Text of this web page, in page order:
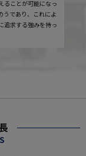
ることが可能になっ
うであり、これによ
追求する強みを持っ